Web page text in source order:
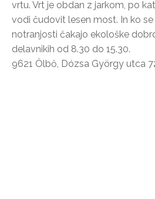
vrtu. Vrt je obdan z jarkom, po
vodi čudovit lesen most. In ko
notranjosti čakajo ekološke
delavnikih od 8.30 do 15.30.
9621 Ölbő, Dózsa György utca